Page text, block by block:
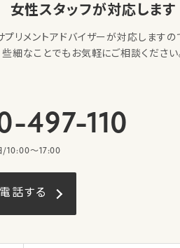
女性スタッフが対応します
プリメントアドバイザーが対応しますの
些細なことでもお気軽にご相談ください
497-110
/10:00〜17:00
電話する